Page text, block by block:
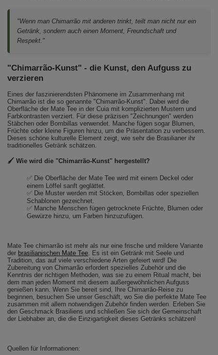
"Wenn man Chimarrão mit anderen trinkt, teilt man nicht nur ein
Getränk, sondern auch einen Moment, Freundschaft und
Respekt."
"Chimarrão-Kunst" - die Kunst, den Aufguss zu
verzieren
Eines der faszinierendsten Phänomene im Zusammenhang mit
Chimarrão ist die so genannte "Chimarrão-Kunst". Dabei wird die
Oberfläche der Mate Tee in der Cuia mit komplizierten Mustern und
Farbkontrasten verziert. Für diese präzisen "Zeichnungen" werden
Stäbchen oder Bombillas verwendet. Manche fügen sogar Blumen,
Früchte oder kleine Figuren hinzu, um die Präsentation zu verbessern.
Dieses schöne kulturelle Element zeigt, wie sehr die Brasilianer ihr
traditionelles Getränk schätzen.
🖌️ Wie wird die "Chimarrão-Kunst" hergestellt?
✅ Die Oberfläche der Mate Tee wird mit einem Deckel oder
einem Löffel sanft geglättet.
✅ Die Muster werden mit Stöcken, Bombillas oder speziellen
Schablonen gezeichnet.
✅ Manche Menschen fügen getrocknete Früchte, Blumen oder
Gewürze hinzu, um Farben hinzuzufügen.
Mate Tee chimarrão ist mehr als nur eine frische und mildere Variante
der brasilianischen Mate Tee . Es ist ein Getränk mit Seele und
Tradition, das auf viele verschiedene Arten gefeiert wird! Die
Zubereitung von Chimarrão erfordert spezielles Zubehör und die
Kenntnis der richtigen Methoden, was sie zu einem Ritual macht, bei
dem man jeden Moment mit diesem außergewöhnlichen Aufguss
genießen kann. Wenn Sie bereit sind, Ihre Chimarrão-Reise zu
beginnen, besuchen Sie unser Geschäft, wo Sie die perfekte Mate Tee
zusammen mit allem notwendigen Zubehör finden werden. Erleben Sie
den Geschmack Brasiliens und schließen Sie sich der Gemeinschaft
der Liebhaber an, die die Einzigartigkeit dieses Getränks schätzen!
Quellen für Informationen: